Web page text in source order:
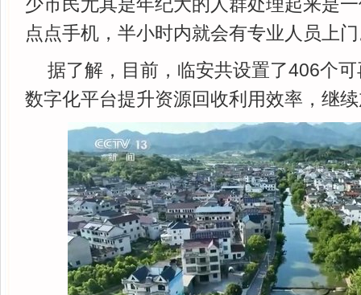
点点手机，半小时内就会有专业人员上
据了解，目前，临安共设置了406个
数字化平台提升资源回收利用效率，继